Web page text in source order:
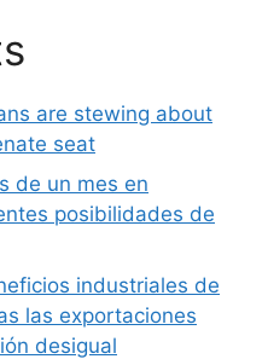
are stewing about
seat
de un mes en
posibilidades de
industriales de
las exportaciones
desigual